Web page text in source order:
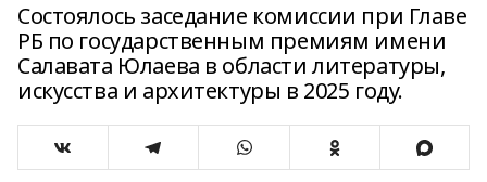
Состоялось заседание комиссии при Главе
РБ по государственным премиям имени
Салавата Юлаева в области литературы,
искусства и архитектуры в 2025 году.